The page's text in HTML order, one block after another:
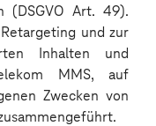
(DSGVO Art. 49).
und zur
Inhalten und
MMS, auf
Zwecken von
Auswahl: